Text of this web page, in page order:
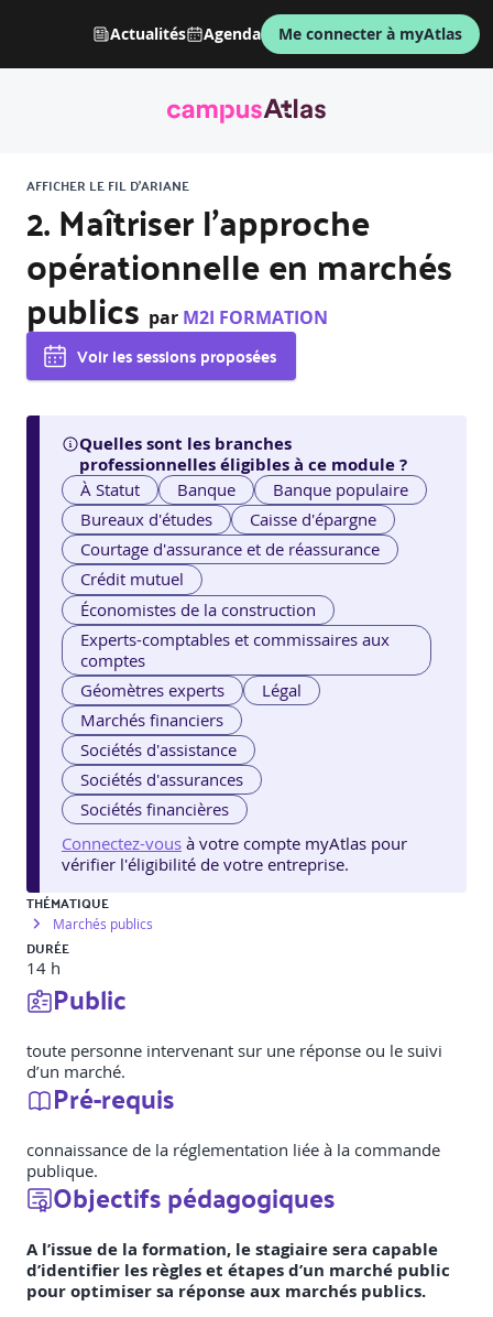
Actualités Agenda Me connecter à myAtlas
AFFICHER LE FIL D'ARIANE
2. Maîtriser l’approche
opérationnelle en marchés
publics par M2I FORMATION
Voir les sessions proposées
Quelles sont les branches
professionnelles éligibles à ce module ?
À Statut Banque
Banque populaire
Bureaux d'études
Caisse d'épargne
Courtage d'assurance et de réassurance
Crédit mutuel
Économistes de la construction
Experts-comptables et commissaires aux
comptes
Géomètres experts
Légal
Marchés financiers
Sociétés d'assistance
Sociétés d'assurances
Sociétés financières
Connectez-vous à votre compte myAtlas pour
vérifier l'éligibilité de votre entreprise.
THÉMATIQUE
Marchés publics
DURÉE
14 h
Public
toute personne intervenant sur une réponse ou le suivi
d’un marché.
Pré-requis
connaissance de la réglementation liée à la commande
publique.
Objectifs pédagogiques
A l’issue de la formation, le stagiaire sera capable
d’identifier les règles et étapes d’un marché public
pour optimiser sa réponse aux marchés publics.